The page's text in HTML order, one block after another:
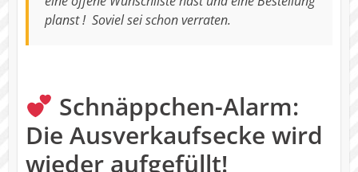
planst ! Soviel sei schon verraten.
Schnäppchen-Alarm:
Die Ausverkaufsecke wird
wieder aufgefüllt!